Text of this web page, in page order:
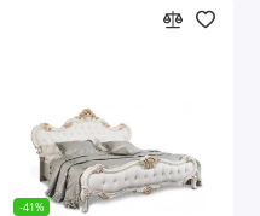
-41%